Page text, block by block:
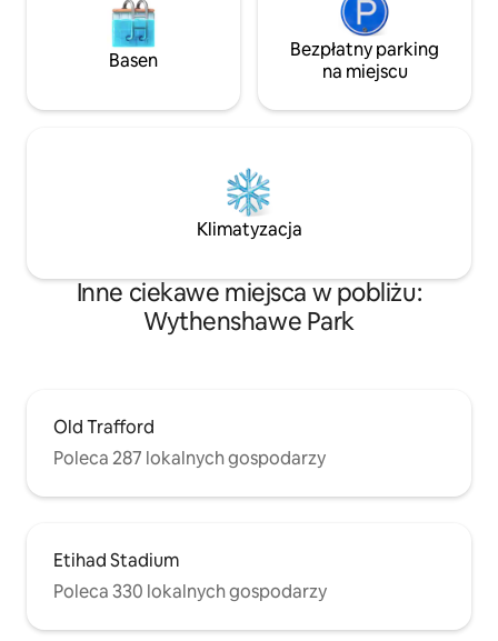
Basen
Bezpłatny parking
na miejscu
Klimatyzacja
Inne ciekawe miejsca w pobliżu:
Wythenshawe Park
Old Trafford
Poleca 287 lokalnych gospodarzy
Etihad Stadium
Poleca 330 lokalnych gospodarzy